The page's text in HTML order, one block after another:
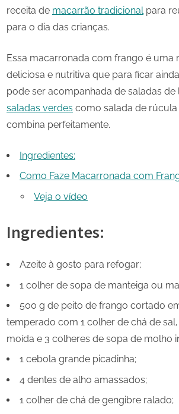
receita de macarrão tradicional para
para o dia das crianças.
Essa macarronada com frango é uma
deliciosa e nutritiva que para ficar
pode ser acompanhada de saladas de
saladas verdes como salada de
combina perfeitamente.
Ingredientes:
Como Faze Macarronada com
Veja o vídeo
Ingredientes:
Azeite à gosto para refogar;
1 colher de sopa de manteiga ou
500 g de peito de frango cortado
temperado com 1 colher de chá de
moída e 3 colheres de sopa de molho
1 cebola grande picadinha;
4 dentes de alho amassados;
1 colher de chá de gengibre ralado;